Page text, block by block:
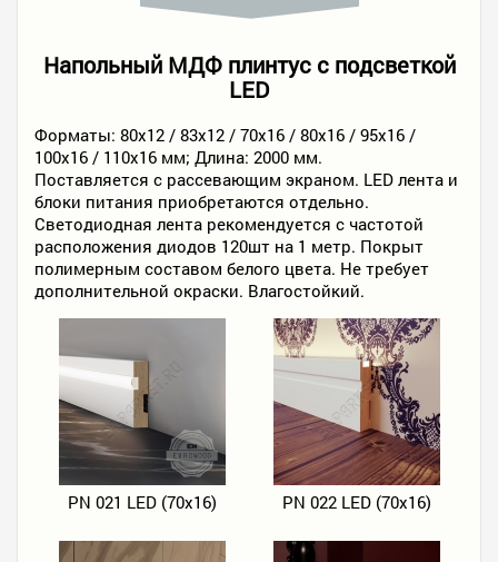
Напольный МДФ плинтус с подсветкой
LED
Форматы: 80х12 / 83х12 / 70х16 / 80х16 / 95х16 /
100х16 / 110х16 мм; Длина: 2000 мм.
Поставляется с рассевающим экраном. LED лента и
блоки питания приобретаются отдельно.
Светодиодная лента рекомендуется с частотой
расположения диодов 120шт на 1 метр. Покрыт
полимерным составом белого цвета. Не требует
дополнительной окраски. Влагостойкий.
PN 021 LED (70х16) PN 022 LED (70х16)